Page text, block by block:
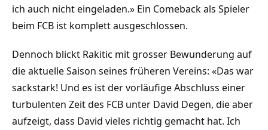
ich auch nicht eingeladen.» Ein Comeback als Spieler
beim FCB ist komplett ausgeschlossen.
Dennoch blickt Rakitic mit grosser Bewunderung auf
die aktuelle Saison seines früheren Vereins: «Das war
sackstark! Und es ist der vorläufige Abschluss einer
turbulenten Zeit des FCB unter David Degen, die aber
aufzeigt, dass David vieles richtig gemacht hat. Ich